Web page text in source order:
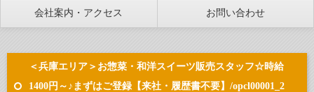
会社案内・アクセス お問い合わせ
＜兵庫エリア＞お惣菜・和洋スイーツ販売スタッフ☆時給
1400円～♪まずはご登録【来社・履歴書不要】/opcl00001_2